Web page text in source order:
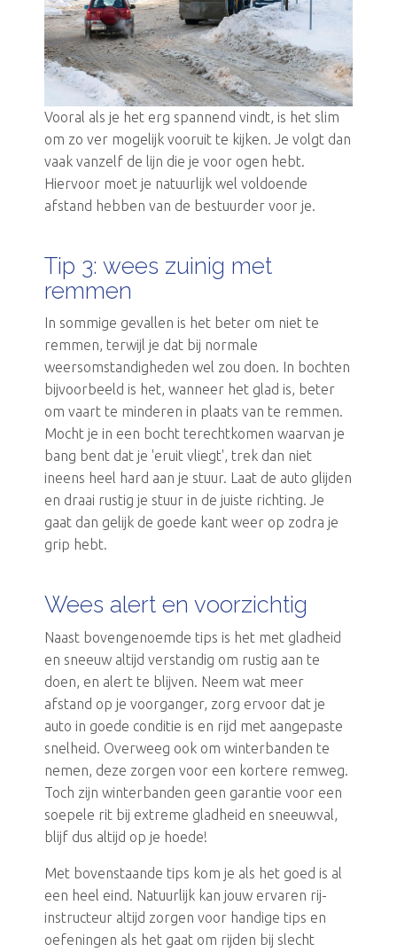
Vooral als je het erg spannend vindt, is het slim
om zo ver mogelijk vooruit te kijken. Je volgt dan
vaak vanzelf de lijn die je voor ogen hebt.
Hiervoor moet je natuurlijk wel voldoende
afstand hebben van de bestuurder voor je.
Tip 3: wees zuinig met
remmen
In sommige gevallen is het beter om niet te
remmen, terwijl je dat bij normale
weersomstandigheden wel zou doen. In bochten
bijvoorbeeld is het, wanneer het glad is, beter
om vaart te minderen in plaats van te remmen.
Mocht je in een bocht terechtkomen waarvan je
bang bent dat je 'eruit vliegt', trek dan niet
ineens heel hard aan je stuur. Laat de auto glijden
en draai rustig je stuur in de juiste richting. Je
gaat dan gelijk de goede kant weer op zodra je
grip hebt.
Wees alert en voorzichtig
Naast bovengenoemde tips is het met gladheid
en sneeuw altijd verstandig om rustig aan te
doen, en alert te blijven. Neem wat meer
afstand op je voorganger, zorg ervoor dat je
auto in goede conditie is en rijd met aangepaste
snelheid. Overweeg ook om winterbanden te
nemen, deze zorgen voor een kortere remweg.
Toch zijn winterbanden geen garantie voor een
soepele rit bij extreme gladheid en sneeuwval,
blijf dus altijd op je hoede!
Met bovenstaande tips kom je als het goed is al
een heel eind. Natuurlijk kan jouw ervaren rij-
instructeur altijd zorgen voor handige tips en
oefeningen als het gaat om rijden bij slecht